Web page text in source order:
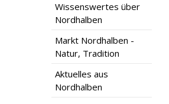
Wissenswertes über
Nordhalben
Markt Nordhalben -
Natur, Tradition
Aktuelles aus
Nordhalben